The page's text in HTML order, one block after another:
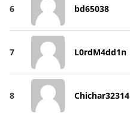
6 bd65038
7 L0rdM4dd1n
8 Chichar32314